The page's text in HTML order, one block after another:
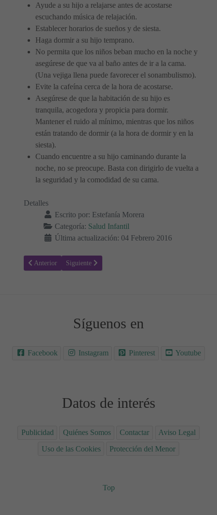
Ayude a su hijo a relajarse antes de acostarse
escuchando música de relajación.
Establecer horarios de sueños y de siesta.
Haga dormir a su hijo temprano.
No permita que los niños beban mucho en la noche y
asegúrese de que va al baño antes de ir a la cama.
(Una vejiga llena puede favorecer el sonambulismo).
Evite la cafeína cerca de la hora de acostarse.
Asegúrese de que la habitación de su hijo es
tranquila, acogedora y propicia para dormir.
Mantener el ruido al mínimo, mientras que los niños
están tratando de dormir (a la hora de dormir y en la
siesta).
Cuando encuentre a su hijo caminando durante la
noche, no se preocupe. Basta con dirigirlo de vuelta a
la seguridad y la comodidad de su cama.
Detalles
Escrito por: Estefanía Morera
Categoría: Salud Infantil
Última actualización: 04 Febrero 2016
Artículo anterior: ¿Alergia o resfriado común?
Anterior Artículo siguiente: Terrores nocturnos - Trastornos del
Siguiente
Síguenos en
Facebook Instagram Pinterest Youtube
Datos de interés
Publicidad Quiénes Somos Contactar
Aviso Legal
Uso de las Cookies
Protección del Menor
Top